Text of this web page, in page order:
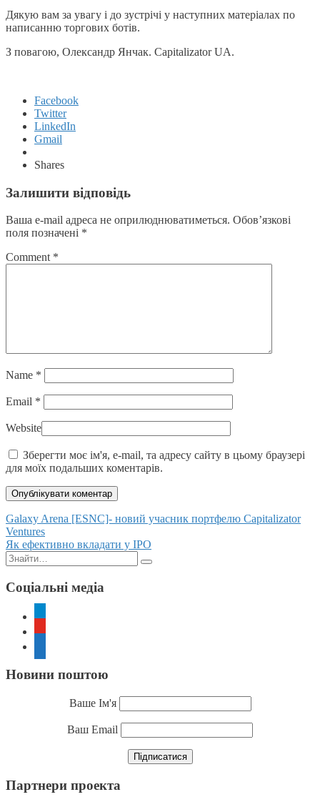
Дякую вам за увагу і до зустрічі у наступних матеріалах по
написанню торгових ботів.
З повагою, Олександр Янчак. Capitalizator UA.
Facebook
Twitter
LinkedIn
Gmail
Shares
Залишити відповідь
Ваша e-mail адреса не оприлюднюватиметься. Обов’язкові
поля позначені *
Comment *
Name *
Email *
Website
Зберегти моє ім'я, e-mail, та адресу сайту в цьому браузері
для моїх подальших коментарів.
Posts
navigation
Galaxy Arena [ESNC]- новий учасник портфелю Capitalizator
Ventures
Як ефективно вкладати у IPO
Пошук:
Соціальні медіа
Новини поштою
Ваше Ім'я
Ваш Email
Партнери проекта